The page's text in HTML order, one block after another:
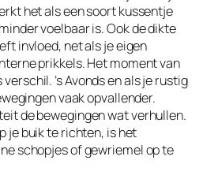
het als een soort kussentje
voelbaar is. Ook de dikte
invloed, net als je eigen
prikkels. Het moment van
’s Avonds en als je rustig
vaak opvallender.
de bewegingen wat verhullen.
je buik te richten, is het
schopjes of gewriemel op te